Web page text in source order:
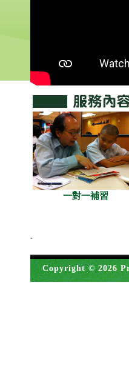
一對一補習
.
Copyright © 2026